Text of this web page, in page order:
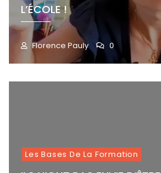
L’ÉCOLE !
I
2
5
Florence Pauly 0
Les Bases De La Formation